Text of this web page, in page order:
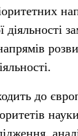
діяльності
до